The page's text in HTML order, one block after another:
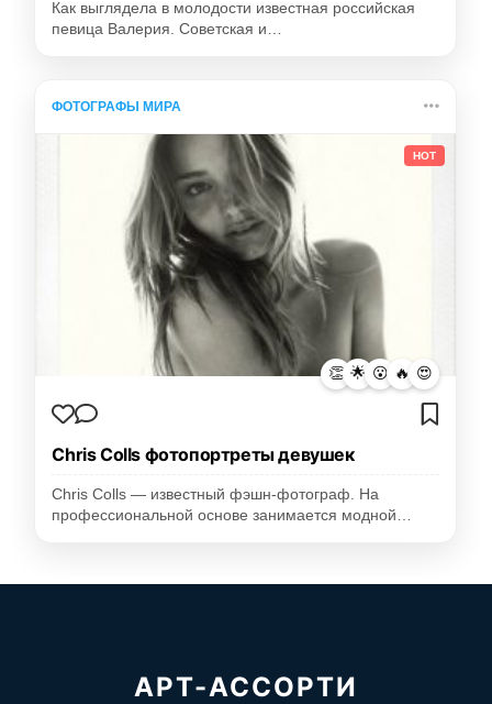
Как выглядела в молодости известная российская
певица Валерия. Советская и…
ФОТОГРАФЫ МИРА
HOT
👏 🌟 😮 🔥 😍
Chris Colls фотопортреты девушек
Chris Colls — известный фэшн-фотограф. На
профессиональной основе занимается модной…
АРТ-АССОРТИ